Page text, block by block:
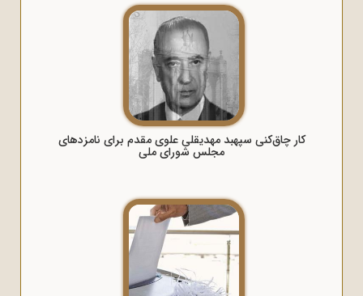
کار چاق‌کنی سپهبد مهدیقلی علوی مقدم برای نامزدهای
مجلس شورای ملی